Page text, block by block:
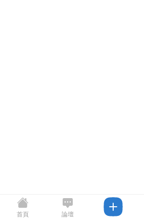
首頁 論壇